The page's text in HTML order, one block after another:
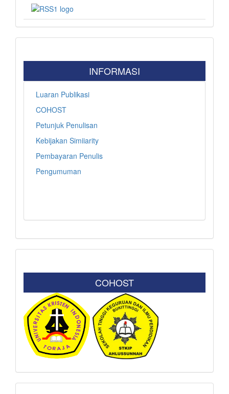
INFORMASI
Luaran Publikasi
COHOST
Petunjuk Penulisan
Kebijakan Simiiarity
Pembayaran Penulis
Pengumuman
COHOST